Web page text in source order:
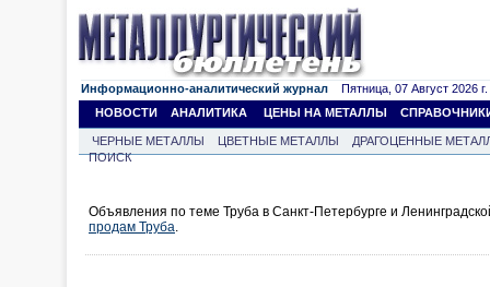
Информационно-аналитический журнал Пятница, 07 Август 2026 г.
НОВОСТИ
АНАЛИТИКА ЦЕНЫ НА МЕТАЛЛЫ
ЧЕРНЫЕ МЕТАЛЛЫ ЦВЕТНЫЕ МЕТАЛЛЫ
ДРАГОЦЕННЫЕ
ПОИСК
Объявления по теме Труба в Санкт-Петербурге и
продам Труба.